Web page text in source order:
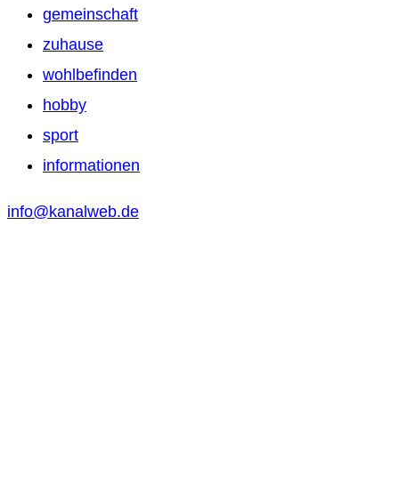
gemeinschaft
zuhause
wohlbefinden
hobby
sport
informationen
info@kanalweb.de